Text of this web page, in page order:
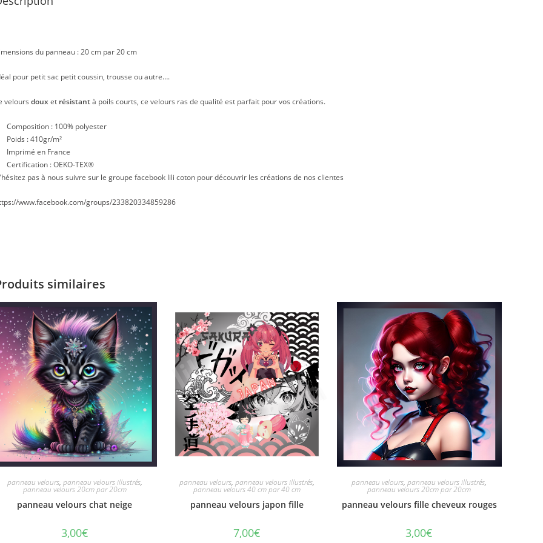
du panneau : 20 cm par 20 cm
pour petit sac petit coussin, trousse ou autre….
velours douxet résistantà poils courts, ce velours ras de qualité est parfait pour vos créations.
Composition : 100% polyester
Poids : 410gr/m²
Imprimé en France
Certification : OEKO-TEX®
pas à nous suivre sur le groupe facebook lili coton pour découvrir les créations de nos clientes
www.facebook.com/groups/233820334859286
similaires
panneau velours, panneau velours illustrés,
panneau velours 20cm par 20cm
panneau velours chat neige
3,00€
panneau velours, panneau velours illustrés,
panneau velours 40 cm par 40 cm
panneau velours japon fille
7,00€
panneau velours,panneau velours illustrés,
panneau velours 20cm par 20cm
panneau velours fille cheveux rouges
3,00€